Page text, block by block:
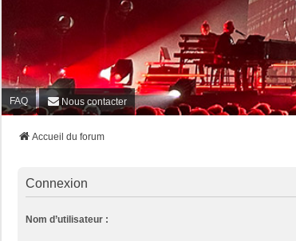
FAQ Nous contacter
Accueil du forum
Connexion
Nom d’utilisateur :